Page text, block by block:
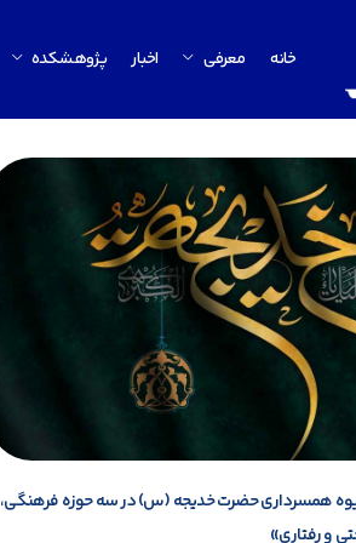
خانه معرفی اخبار پژوهشکده
همسرداری حضرت خدیجه (س) در سه حوزه فرهنگی،
و رفتاری»